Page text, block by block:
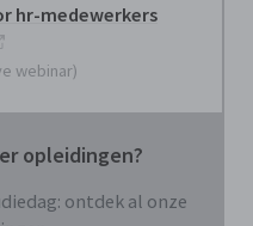
hr-medewerkers
webinar)
opleidingen?
ontdek al onze